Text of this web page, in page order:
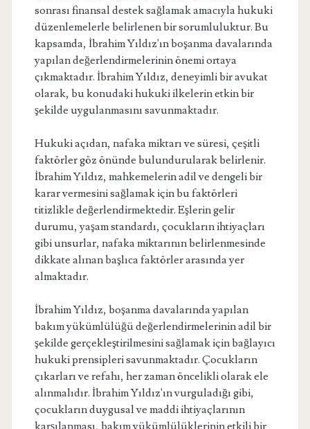
sonrası finansal destek sağlamak amacıyla hukuki
düzenlemelerle belirlenen bir sorumluluktur. Bu
kapsamda, İbrahim Yıldız'ın boşanma davalarında
yapılan değerlendirmelerinin önemi ortaya
çıkmaktadır. İbrahim Yıldız, deneyimli bir avukat
olarak, bu konudaki hukuki ilkelerin etkin bir
şekilde uygulanmasını savunmaktadır.
Hukuki açıdan, nafaka miktarı ve süresi, çeşitli
faktörler göz önünde bulundurularak belirlenir.
İbrahim Yıldız, mahkemelerin adil ve dengeli bir
karar vermesini sağlamak için bu faktörleri
titizlikle değerlendirmektedir. Eşlerin gelir
durumu, yaşam standardı, çocukların ihtiyaçları
gibi unsurlar, nafaka miktarının belirlenmesinde
dikkate alınan başlıca faktörler arasında yer
almaktadır.
İbrahim Yıldız, boşanma davalarında yapılan
bakım yükümlülüğü değerlendirmelerinin adil bir
şekilde gerçekleştirilmesini sağlamak için bağlayıcı
hukuki prensipleri savunmaktadır. Çocukların
çıkarları ve refahı, her zaman öncelikli olarak ele
alınmalıdır. İbrahim Yıldız'ın vurguladığı gibi,
çocukların duygusal ve maddi ihtiyaçlarının
karşılanması, bakım yükümlülüklerinin etkili bir